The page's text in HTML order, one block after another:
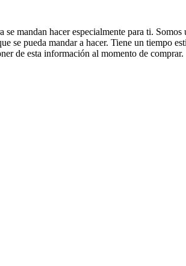
mandan hacer especialmente para ti.
se pueda mandar a hacer. Tiene un tiempo
de esta información al momento de comprar.